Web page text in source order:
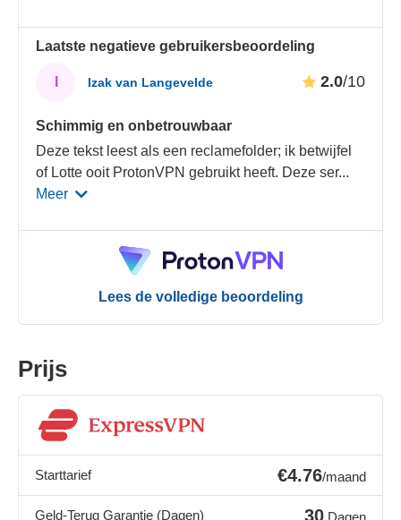
Laatste negatieve gebruikersbeoordeling
Izak van Langevelde 2.0/10
Schimmig en onbetrouwbaar
Deze tekst leest als een reclamefolder; ik betwijfel
of Lotte ooit ProtonVPN gebruikt heeft. Deze ser...
Meer
Lees de volledige beoordeling
Prijs
Starttarief €4.76/maand
Geld-Terug Garantie (Dagen) 30 Dagen